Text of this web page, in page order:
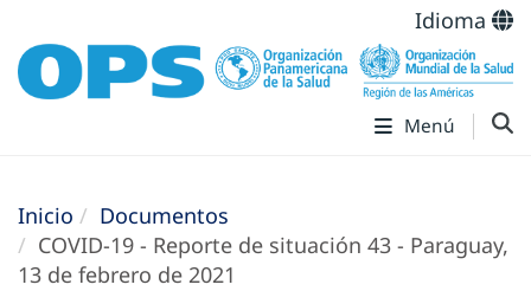
Idioma
Menú
Inicio
Documentos
COVID-19 - Reporte de situación 43 - Paraguay,
13 de febrero de 2021